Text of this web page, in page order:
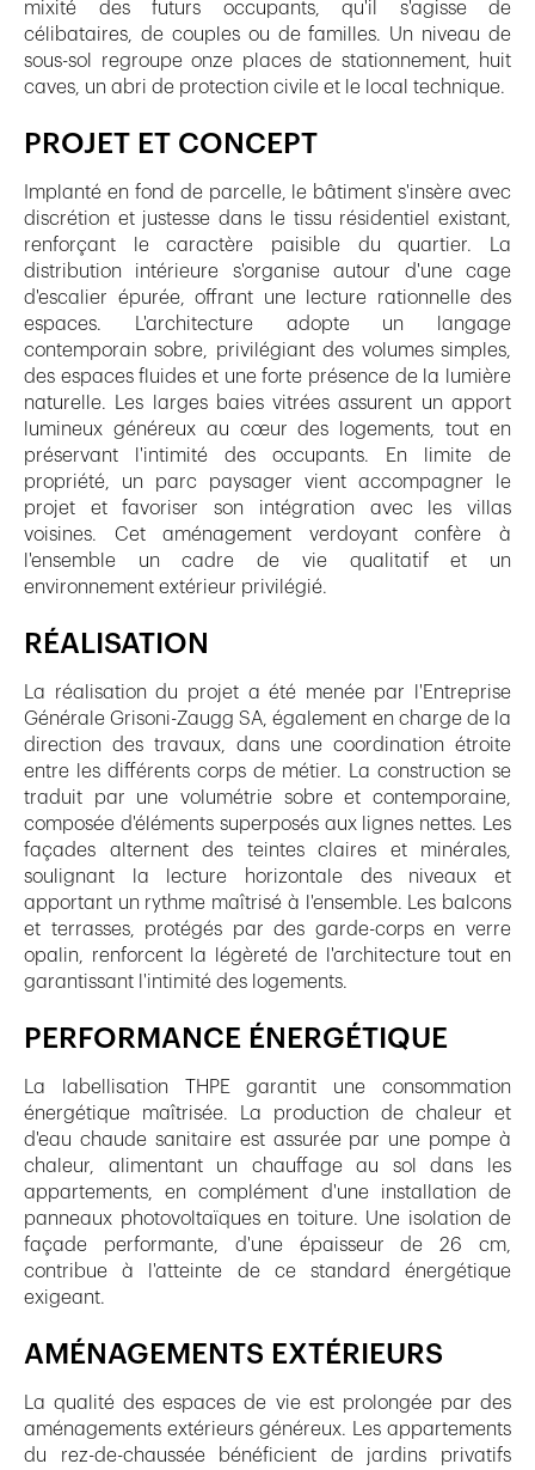
mixité des futurs occupants, qu'il s'agisse de
célibataires, de couples ou de familles. Un niveau de
sous-sol regroupe onze places de stationnement, huit
caves, un abri de protection civile et le local technique.
PROJET ET CONCEPT
Implanté en fond de parcelle, le bâtiment s'insère avec
discrétion et justesse dans le tissu résidentiel existant,
renforçant le caractère paisible du quartier. La
distribution intérieure s'organise autour d'une cage
d'escalier épurée, offrant une lecture rationnelle des
espaces. L'architecture adopte un langage
contemporain sobre, privilégiant des volumes simples,
des espaces fluides et une forte présence de la lumière
naturelle. Les larges baies vitrées assurent un apport
lumineux généreux au cœur des logements, tout en
préservant l'intimité des occupants. En limite de
propriété, un parc paysager vient accompagner le
projet et favoriser son intégration avec les villas
voisines. Cet aménagement verdoyant confère à
l'ensemble un cadre de vie qualitatif et un
environnement extérieur privilégié.
RÉALISATION
La réalisation du projet a été menée par l'Entreprise
Générale Grisoni-Zaugg SA, également en charge de la
direction des travaux, dans une coordination étroite
entre les différents corps de métier. La construction se
traduit par une volumétrie sobre et contemporaine,
composée d'éléments superposés aux lignes nettes. Les
façades alternent des teintes claires et minérales,
soulignant la lecture horizontale des niveaux et
apportant un rythme maîtrisé à l'ensemble. Les balcons
et terrasses, protégés par des garde-corps en verre
opalin, renforcent la légèreté de l'architecture tout en
garantissant l'intimité des logements.
PERFORMANCE ÉNERGÉTIQUE
La labellisation THPE garantit une consommation
énergétique maîtrisée. La production de chaleur et
d'eau chaude sanitaire est assurée par une pompe à
chaleur, alimentant un chauffage au sol dans les
appartements, en complément d'une installation de
panneaux photovoltaïques en toiture. Une isolation de
façade performante, d'une épaisseur de 26 cm,
contribue à l'atteinte de ce standard énergétique
exigeant.
AMÉNAGEMENTS EXTÉRIEURS
La qualité des espaces de vie est prolongée par des
aménagements extérieurs généreux. Les appartements
du rez-de-chaussée bénéficient de jardins privatifs